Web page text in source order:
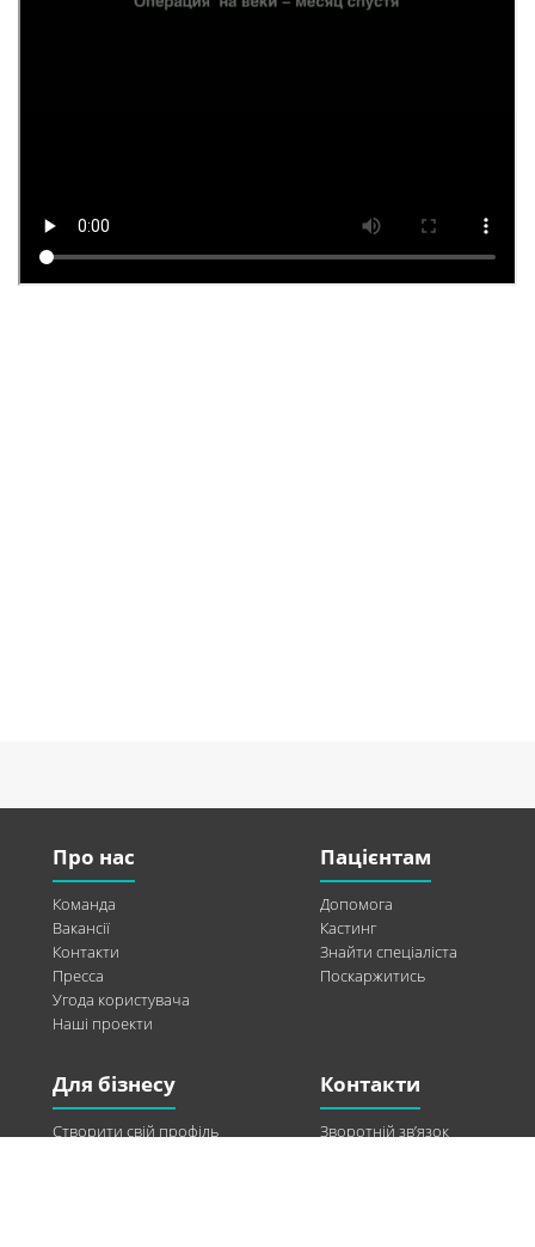
Про нас
Команда
Вакансії
Контакти
Пресса
Угода користувача
Наші проекти
Пацієнтам
Допомога
Кастинг
Знайти спеціаліста
Поскаржитись
Для бізнесу
Створити свій профіль
Контакти
Зворотній зв’язок